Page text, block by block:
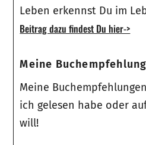
Leben erkennst Du im
Beitrag dazu findest Du hier->
Meine
Meine
ich gelesen habe oder
will!